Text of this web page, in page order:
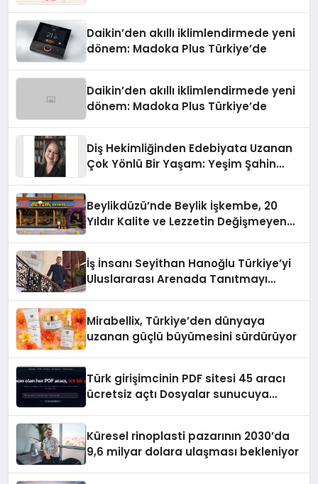
Daikin’den akıllı iklimlendirmede yeni
dönem: Madoka Plus Türkiye’de
Daikin’den akıllı iklimlendirmede yeni
dönem: Madoka Plus Türkiye’de
Diş Hekimliğinden Edebiyata Uzanan
Çok Yönlü Bir Yaşam: Yeşim Şahin
Beylikdüzü’nde Beylik İşkembe, 20
Yıldır Kalite ve Lezzetin Değişmeyen
İş İnsanı Seyithan Hanoğlu Türkiye’yi
Uluslararası Arenada Tanıtmayı
Mirabellix, Türkiye’den dünyaya
uzanan güçlü büyümesini sürdürüyor
Türk girişimcinin PDF sitesi 45 aracı
ücretsiz açtı Dosyalar sunucuya
Küresel rinoplasti pazarının 2030’da
9,6 milyar dolara ulaşması bekleniyor